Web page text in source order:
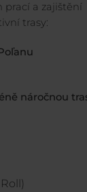
prací a zajištění
trasy:
náročnou